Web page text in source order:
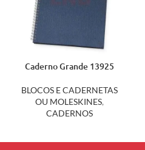
Caderno Grande 13925
BLOCOS E CADERNETAS
OU MOLESKINES,
CADERNOS